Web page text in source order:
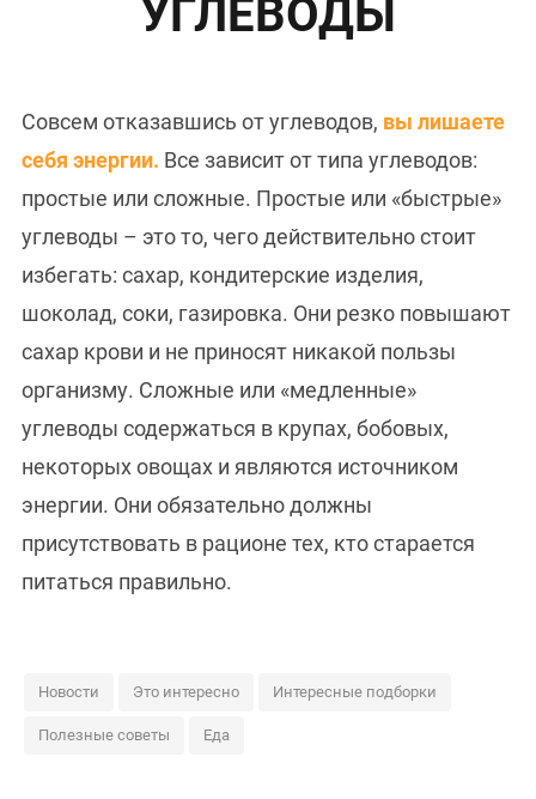
УГЛЕВОДЫ
Совсем отказавшись от углеводов, вы лишаете
себя энергии. Все зависит от типа углеводов:
простые или сложные. Простые или «быстрые»
углеводы – это то, чего действительно стоит
избегать: сахар, кондитерские изделия,
шоколад, соки, газировка. Они резко повышают
сахар крови и не приносят никакой пользы
организму. Сложные или «медленные»
углеводы содержаться в крупах, бобовых,
некоторых овощах и являются источником
энергии. Они обязательно должны
присутствовать в рационе тех, кто старается
питаться правильно.
Новости Это интересно Интересные подборки
Полезные советы Еда